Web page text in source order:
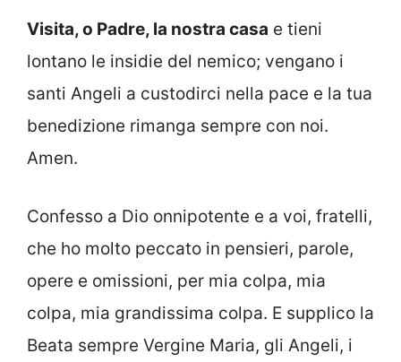
Visita, o Padre, la nostra casa e tieni
lontano le insidie del nemico; vengano i
santi Angeli a custodirci nella pace e la tua
benedizione rimanga sempre con noi.
Amen.
Confesso a Dio onnipotente e a voi, fratelli,
che ho molto peccato in pensieri, parole,
opere e omissioni, per mia colpa, mia
colpa, mia grandissima colpa. E supplico la
Beata sempre Vergine Maria, gli Angeli, i